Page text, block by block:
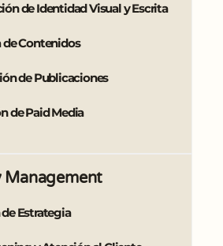
de Identidad Visual y Escrita
de Contenidos
de Publicaciones
de Paid Media
Management
Estrategia